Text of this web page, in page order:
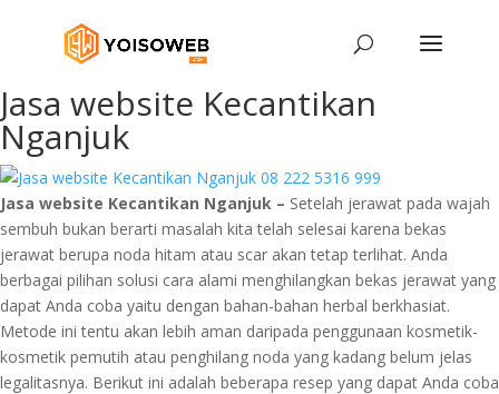
Jasa website Kecantikan
Nganjuk
Jasa website Kecantikan Nganjuk – Setelah jerawat pada wajah
sembuh bukan berarti masalah kita telah selesai karena bekas
jerawat berupa noda hitam atau scar akan tetap terlihat. Anda
berbagai pilihan solusi cara alami menghilangkan bekas jerawat yang
dapat Anda coba yaitu dengan bahan-bahan herbal berkhasiat.
Metode ini tentu akan lebih aman daripada penggunaan kosmetik-
kosmetik pemutih atau penghilang noda yang kadang belum jelas
legalitasnya. Berikut ini adalah beberapa resep yang dapat Anda coba